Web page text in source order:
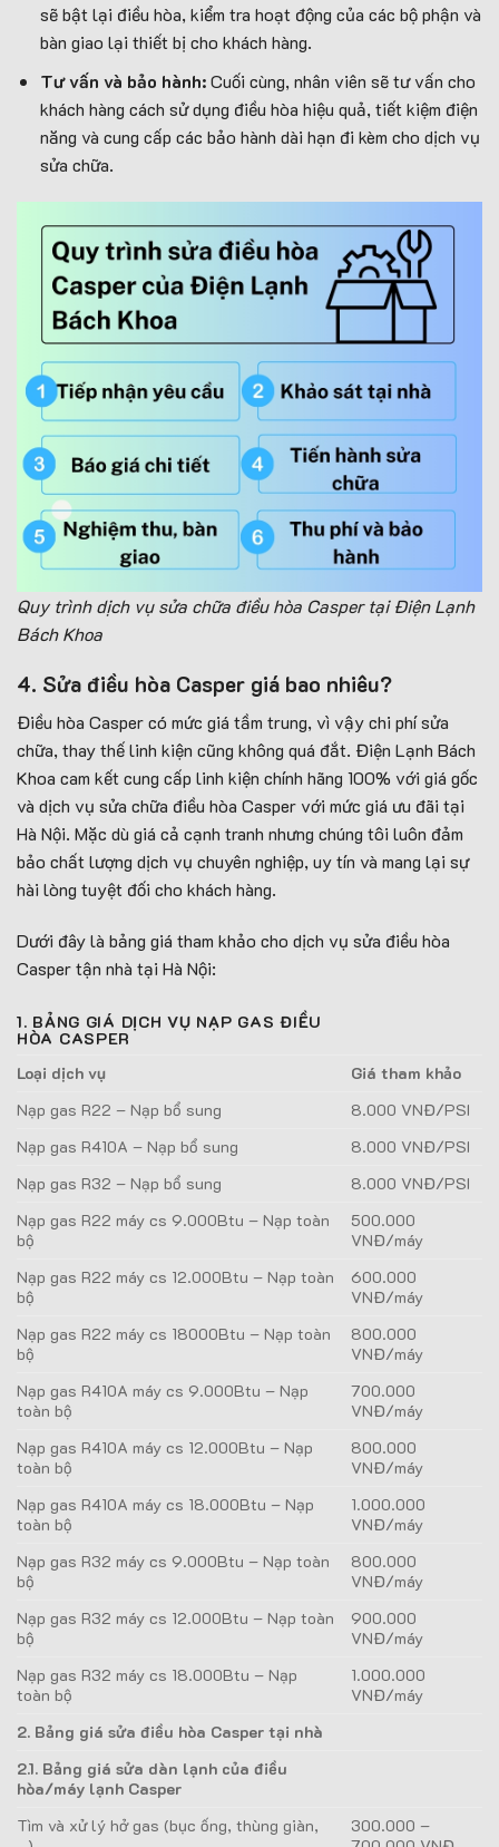
sẽ bật lại điều hòa, kiểm tra hoạt động của các bộ phận và
bàn giao lại thiết bị cho khách hàng.
Tư vấn và bảo hành:Cuối cùng, nhân viên sẽ tư vấn cho
khách hàng cách sử dụng điều hòa hiệu quả, tiết kiệm điện
năng và cung cấp các bảo hành dài hạn đi kèm cho dịch vụ
sửa chữa.
Quy trình dịch vụ sửa chữa điều hòa Casper tại Điện Lạnh
Bách Khoa
4. Sửa điều hòa Casper giá bao nhiêu?
Điều hòa Casper có mức giá tầm trung, vì vậy chi phí sửa
chữa, thay thế linh kiện cũng không quá đắt. Điện Lạnh Bách
Khoa cam kết cung cấp linh kiện chính hãng 100% với giá gốc
và dịch vụ sửa chữa điều hòa Casper với mức giá ưu đãi tại
Hà Nội. Mặc dù giá cả cạnh tranh nhưng chúng tôi luôn đảm
bảo chất lượng dịch vụ chuyên nghiệp, uy tín và mang lại sự
hài lòng tuyệt đối cho khách hàng.
Dưới đây là bảng giá tham khảo cho dịch vụ sửa điều hòa
Casper tận nhà tại Hà Nội:
1. BẢNG GIÁ DỊCH VỤ NẠP GAS ĐIỀU
HÒA CASPER
Loại dịch vụ
Giá tham khảo
Nạp gas R22 – Nạp bổ sung
8.000 VNĐ/PSI
Nạp gas R410A – Nạp bổ sung
8.000 VNĐ/PSI
Nạp gas R32 – Nạp bổ sung
8.000 VNĐ/PSI
Nạp gas R22 máy cs 9.000Btu – Nạp toàn
bộ
500.000
VNĐ/máy
Nạp gas R22 máy cs 12.000Btu – Nạp toàn
bộ
600.000
VNĐ/máy
Nạp gas R22 máy cs 18000Btu – Nạp toàn
bộ
800.000
VNĐ/máy
Nạp gas R410A máy cs 9.000Btu – Nạp
toàn bộ
700.000
VNĐ/máy
Nạp gas R410A máy cs 12.000Btu – Nạp
toàn bộ
800.000
VNĐ/máy
Nạp gas R410A máy cs 18.000Btu – Nạp
toàn bộ
1.000.000
VNĐ/máy
Nạp gas R32 máy cs 9.000Btu – Nạp toàn
bộ
800.000
VNĐ/máy
Nạp gas R32 máy cs 12.000Btu – Nạp toàn
bộ
900.000
VNĐ/máy
Nạp gas R32 máy cs 18.000Btu – Nạp
toàn bộ
1.000.000
VNĐ/máy
2. Bảng giá sửa điều hòa Casper tại nhà
2.1. Bảng giá sửa dàn lạnh của điều
hòa/máy lạnh Casper
Tìm và xử lý hở gas (bục ống, thùng giàn,
300.000 –